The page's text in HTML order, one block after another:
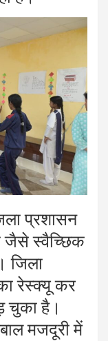
प्रशासन
जैसे स्वैच्छिक
जिला
रेस्क्यू कर
चुका है।
मजदूरी में